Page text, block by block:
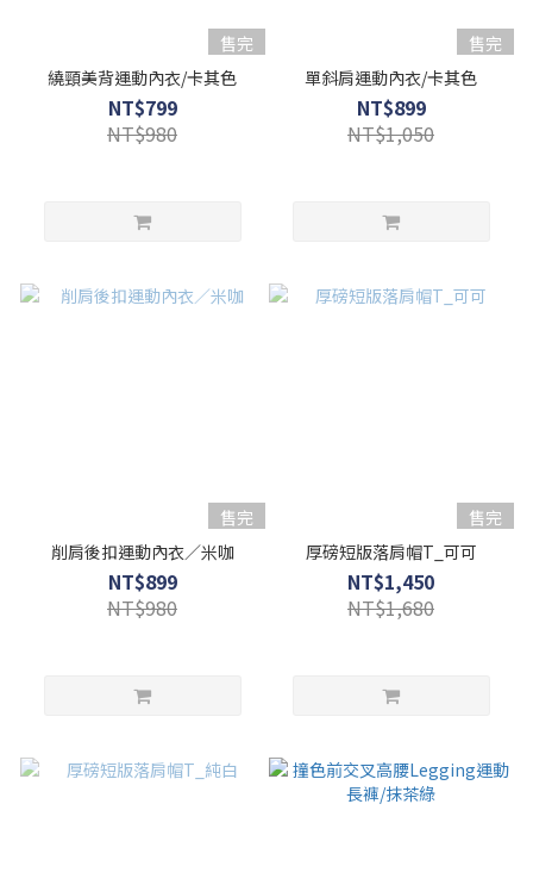
售完
繞頸美背運動內衣/卡其色
NT$799
NT$980
售完
單斜肩運動內衣/卡其色
NT$899
NT$1,050
售完
削肩後扣運動內衣／米咖
NT$899
NT$980
售完
厚磅短版落肩帽T_可可
NT$1,450
NT$1,680